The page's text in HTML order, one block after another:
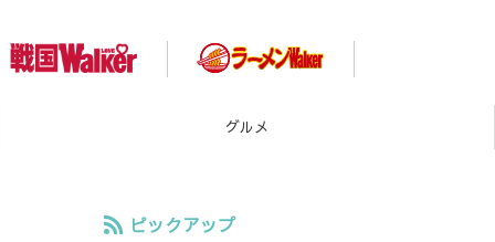
スポット
ピックアップ